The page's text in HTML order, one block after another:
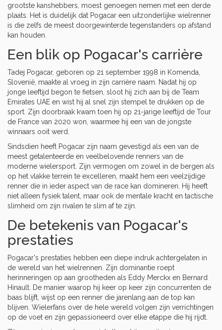
grootste kanshebbers, moest genoegen nemen met een derde
plaats. Het is duidelijk dat Pogacar een uitzonderlijke wielrenner
is die zelfs de meest doorgewinterde tegenstanders op afstand
kan houden.
Een blik op Pogacar's carrière
Tadej Pogacar, geboren op 21 september 1998 in Komenda,
Slovenië, maakte al vroeg in zijn carrière naam. Nadat hij op
jonge leeftijd begon te fietsen, sloot hij zich aan bij de Team
Emirates UAE en wist hij al snel zijn stempel te drukken op de
sport. Zijn doorbraak kwam toen hij op 21-jarige leeftijd de Tour
de France van 2020 won, waarmee hij een van de jongste
winnaars ooit werd.
Sindsdien heeft Pogacar zijn naam gevestigd als een van de
meest getalenteerde en veelbelovende renners van de
moderne wielersport. Zijn vermogen om zowel in de bergen als
op het vlakke terrein te excelleren, maakt hem een veelzijdige
renner die in ieder aspect van de race kan domineren. Hij heeft
niet alleen fysiek talent, maar ook de mentale kracht en tactische
slimheid om zijn rivalen te slim af te zijn.
De betekenis van Pogacar's
prestaties
Pogacar's prestaties hebben een diepe indruk achtergelaten in
de wereld van het wielrennen. Zijn dominantie roept
herinneringen op aan grootheden als Eddy Merckx en Bernard
Hinault. De manier waarop hij keer op keer zijn concurrenten de
baas blijft, wijst op een renner die jarenlang aan de top kan
blijven. Wielerfans over de hele wereld volgen zijn verrichtingen
op de voet en zijn gepassioneerd over elke etappe die hij rijdt.